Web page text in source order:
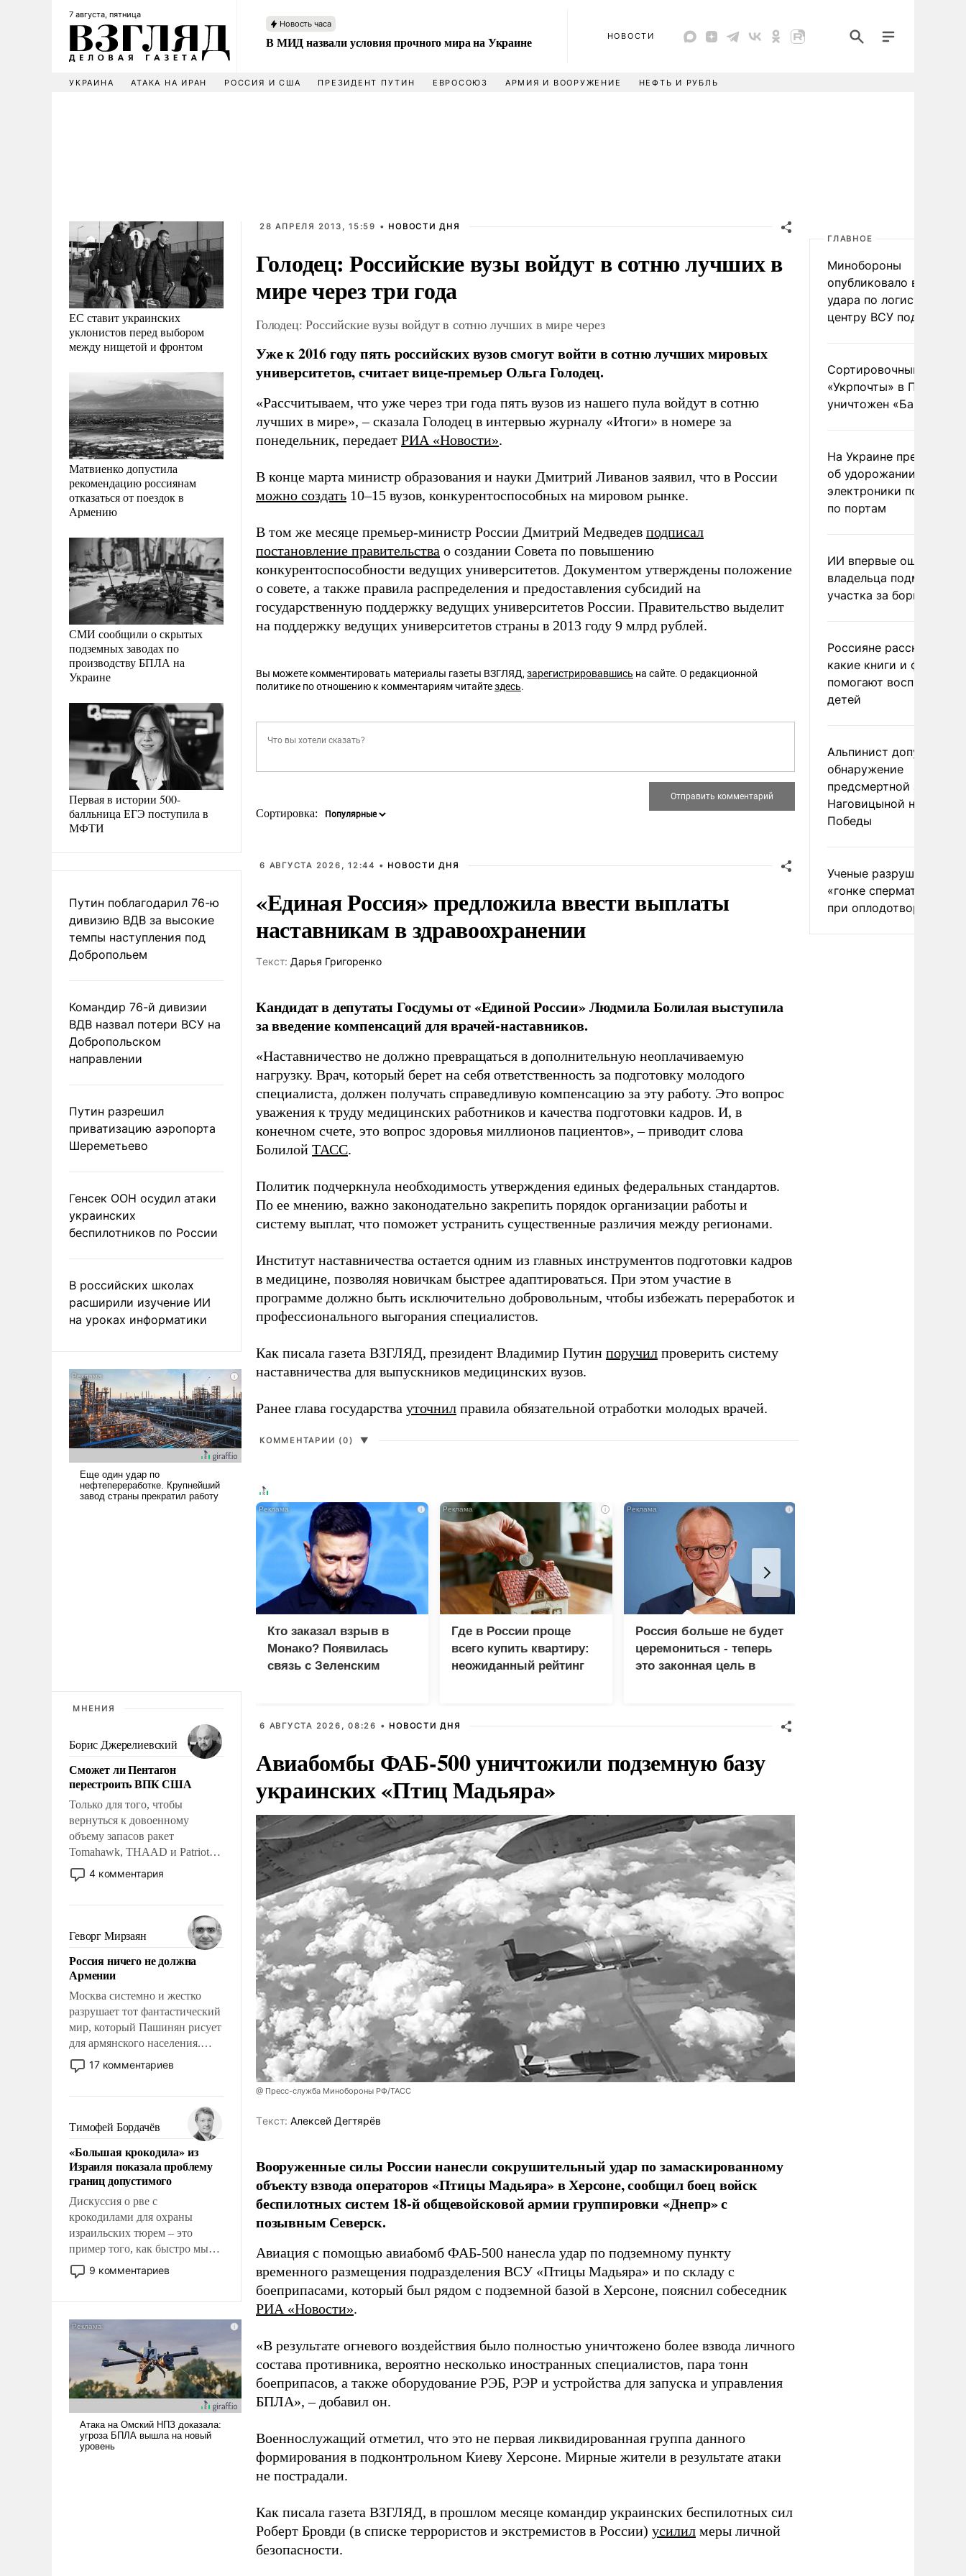
7 августа, пятница
Новость часа
В МИД назвали условия прочного мира на Украине НОВОСТИ
УКРАИНА АТАКА НА ИРАН РОССИЯ И США ПРЕЗИДЕНТ ПУТИН ЕВРОСОЮЗ АРМИЯ И ВООРУЖЕНИЕ НЕФТЬ И РУБЛЬ
ЕС ставит украинских
уклонистов перед выбором
между нищетой и фронтом
Матвиенко допустила
рекомендацию россиянам
отказаться от поездок в
Армению
СМИ сообщили о скрытых
подземных заводах по
производству БПЛА на
Украине
Первая в истории 500-
балльница ЕГЭ поступила в
МФТИ
Путин поблагодарил 76-ю
дивизию ВДВ за высокие
темпы наступления под
Добропольем
Командир 76-й дивизии
ВДВ назвал потери ВСУ на
Добропольском
направлении
Путин разрешил
приватизацию аэропорта
Шереметьево
Генсек ООН осудил атаки
украинских
беспилотников по России
В российских школах
расширили изучение ИИ
на уроках информатики
МНЕНИЯ
Борис Джерелиевский
Сможет ли Пентагон
перестроить ВПК США
Только для того, чтобы
вернуться к довоенному
объему запасов ракет
Tomahawk, THAAD и Patriot
США потребуется более трех
лет. Даже небольшая война с
Сложившаяся ситуация
означает многолетний период
уязвимости США, например,
перед Китаем.
4 комментария
Геворг Мирзаян
Россия ничего не должна
Армении
Москва системно и жестко
разрушает тот фантастический
мир, который Пашинян рисует
для армянского населения.
Мир, где политические
прожекты будут безусловно
налогоплательщиков и где
Еревану за свои поступки не
нужно отвечать.
17 комментариев
Тимофей Бордачёв
«Большая крокодила» из
Израиля показала проблему
границ допустимого
Дискуссия о рве с
крокодилами для охраны
израильских тюрем – это
пример того, как быстро мы
двигаемся по пути
революционных изменений.
псевдонаучной фантастики,
стало всерьез обсуждаемой
9 комментариев
28 АПРЕЛЯ 2013, 15:59 • НОВОСТИ ДНЯ
Голодец: Российские вузы войдут в сотню лучших в
мире через три года
Голодец: Российские вузы войдут в сотню лучших в мире через
Уже к 2016 году пять российских вузов смогут войти в сотню лучших мировых
университетов, считает вице-премьер Ольга Голодец.
«Рассчитываем, что уже через три года пять вузов из нашего пула войдут в сотню
лучших в мире», – сказала Голодец в интервью журналу «Итоги» в номере за
понедельник, передает РИА «Новости».
В конце марта министр образования и науки Дмитрий Ливанов заявил, что в России
можно создать 10–15 вузов, конкурентоспособных на мировом рынке.
В том же месяце премьер-министр России Дмитрий Медведев подписал
постановление правительства о создании Совета по повышению
конкурентоспособности ведущих университетов. Документом утверждены положение
о совете, а также правила распределения и предоставления субсидий на
государственную поддержку ведущих университетов России. Правительство выделит
на поддержку ведущих университетов страны в 2013 году 9 млрд рублей.
Вы можете комментировать материалы газеты ВЗГЛЯД, зарегистрировавшись на сайте. О редакционной
политике по отношению к комментариям читайтездесь.
Сортировка:
6 АВГУСТА 2026, 12:44 • НОВОСТИ ДНЯ
«Единая Россия» предложила ввести выплаты
наставникам в здравоохранении
Tекст: Дарья Григоренко
Кандидат в депутаты Госдумы от «Единой России» Людмила Болилая выступила
за введение компенсаций для врачей-наставников.
«Наставничество не должно превращаться в дополнительную неоплачиваемую
нагрузку. Врач, который берет на себя ответственность за подготовку молодого
специалиста, должен получать справедливую компенсацию за эту работу. Это вопрос
уважения к труду медицинских работников и качества подготовки кадров. И, в
конечном счете, это вопрос здоровья миллионов пациентов», – приводит слова
Болилой ТАСС.
Политик подчеркнула необходимость утверждения единых федеральных стандартов.
По ее мнению, важно законодательно закрепить порядок организации работы и
систему выплат, что поможет устранить существенные различия между регионами.
Институт наставничества остается одним из главных инструментов подготовки кадров
в медицине, позволяя новичкам быстрее адаптироваться. При этом участие в
программе должно быть исключительно добровольным, чтобы избежать переработок и
профессионального выгорания специалистов.
Как писала газета ВЗГЛЯД, президент Владимир Путин поручил проверить систему
наставничества для выпускников медицинских вузов.
Ранее глава государства уточнил правила обязательной отработки молодых врачей.
КОММЕНТАРИИ (0) ▼
i
Кто заказал взрыв в
Монако? Появилась
связь с Зеленским
i
Где в России проще
всего купить квартиру:
неожиданный рейтинг
i
Россия больше не будет
церемониться - теперь
это законная цель в
6 АВГУСТА 2026, 08:26 • НОВОСТИ ДНЯ
Авиабомбы ФАБ-500 уничтожили подземную базу
украинских «Птиц Мадьяра»
@ Пресс-служба Минобороны РФ/ТАСС
Tекст: Алексей Дегтярёв
Вооруженные силы России нанесли сокрушительный удар по замаскированному
объекту взвода операторов «Птицы Мадьяра» в Херсоне, сообщил боец войск
беспилотных систем 18-й общевойсковой армии группировки «Днепр» с
позывным Северск.
Авиация с помощью авиабомб ФАБ-500 нанесла удар по подземному пункту
временного размещения подразделения ВСУ «Птицы Мадьяра» и по складу с
боеприпасами, который был рядом с подземной базой в Херсоне, пояснил собеседник
РИА «Новости».
«В результате огневого воздействия было полностью уничтожено более взвода личного
состава противника, вероятно несколько иностранных специалистов, пара тонн
боеприпасов, а также оборудование РЭБ, РЭР и устройства для запуска и управления
БПЛА», – добавил он.
Военнослужащий отметил, что это не первая ликвидированная группа данного
формирования в подконтрольном Киеву Херсоне. Мирные жители в результате атаки
не пострадали.
Как писала газета ВЗГЛЯД, в прошлом месяце командир украинских беспилотных сил
Роберт Бровди (в списке террористов и экстремистов в России) усилил меры личной
безопасности.
ГЛАВНОЕ
Минобороны
опубликовало видео
удара по
центру ВСУ под Киевом
Сортировочный пункт
«Укрпочты» в
уничтожен
На Украине
об удорожании
электроники после
по портам
ИИ впервые
владельца
участка за борщевик
Россияне рассказали,
какие книги и фильмы
помогают воспитывать
детей
Альпинист допустил
обнаружение
предсмертной записки
Наговицыной на пике
Победы
Ученые разрушили миф
«гонке
при оплодотворении